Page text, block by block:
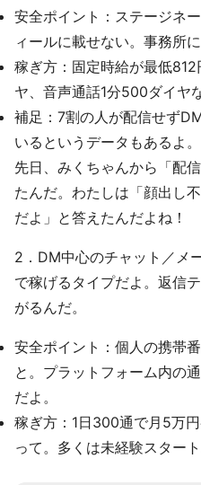
安全ポイント：ステージネ
ィールに載せない。事務所
稼ぎ方：固定時給が最低
ヤ、音声通話1分500ダイヤ
補足：7割の人が配信せず
いるというデータもあるよ。
先日、みくちゃんから「配
たんだ。わたしは「顔出し
だよ」と答えたんだよね！
2．DM中心のチャット／メ
で稼げるタイプだよ。返信
がるんだ。
安全ポイント：個人の携帯
と。プラットフォーム内の
だよ。
稼ぎ方：1日300通で月5万
って。多くは未経験スタート